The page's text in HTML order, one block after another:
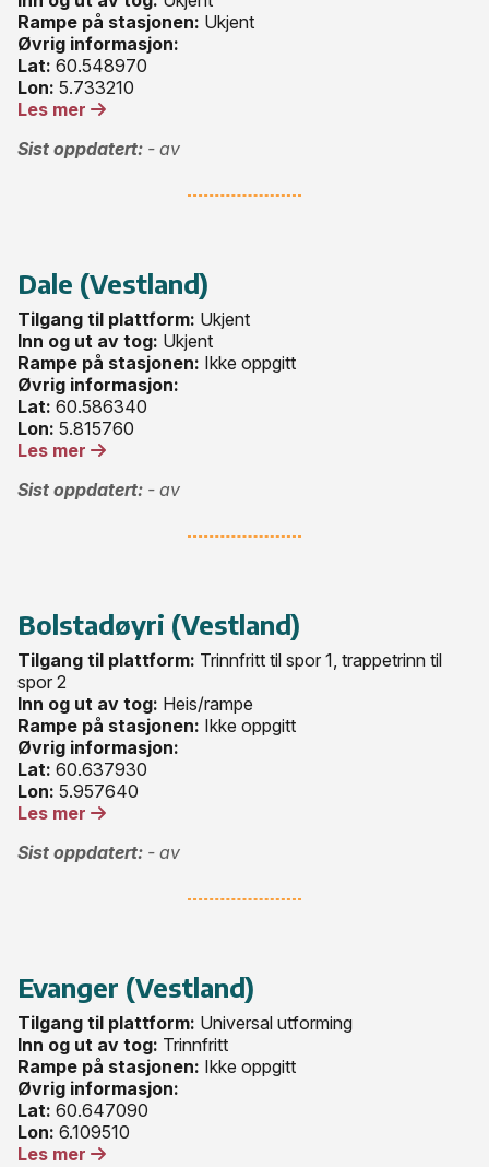
Rampe på stasjonen: Ukjent
Øvrig informasjon:
Lat: 60.548970
Lon: 5.733210
Les mer
Sist oppdatert: - av
Dale (Vestland)
Tilgang til plattform: Ukjent
Inn og ut av tog: Ukjent
Rampe på stasjonen: Ikke oppgitt
Øvrig informasjon:
Lat: 60.586340
Lon: 5.815760
Les mer
Sist oppdatert: - av
Bolstadøyri (Vestland)
Tilgang til plattform: Trinnfritt til spor 1, trappetrinn til
spor 2
Inn og ut av tog: Heis/rampe
Rampe på stasjonen: Ikke oppgitt
Øvrig informasjon:
Lat: 60.637930
Lon: 5.957640
Les mer
Sist oppdatert: - av
Evanger (Vestland)
Tilgang til plattform: Universal utforming
Inn og ut av tog: Trinnfritt
Rampe på stasjonen: Ikke oppgitt
Øvrig informasjon:
Lat: 60.647090
Lon: 6.109510
Les mer